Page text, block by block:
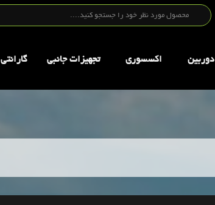
دوربین اکسسوری تجهيزات جانبي گارانتی